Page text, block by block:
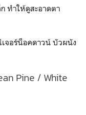
ทำให้ดูสะอาดตา
จอร์น็อคดาวน์ บัวผนัง
Pine / White